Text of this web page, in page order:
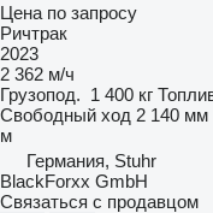
Цена по запросу
Ричтрак
2023
2 362 м/ч
Грузопод. 1 400 кг
Свободный ход 2 140 мм
м
Германия, Stuhr
BlackForxx GmbH
Связаться с продавцом